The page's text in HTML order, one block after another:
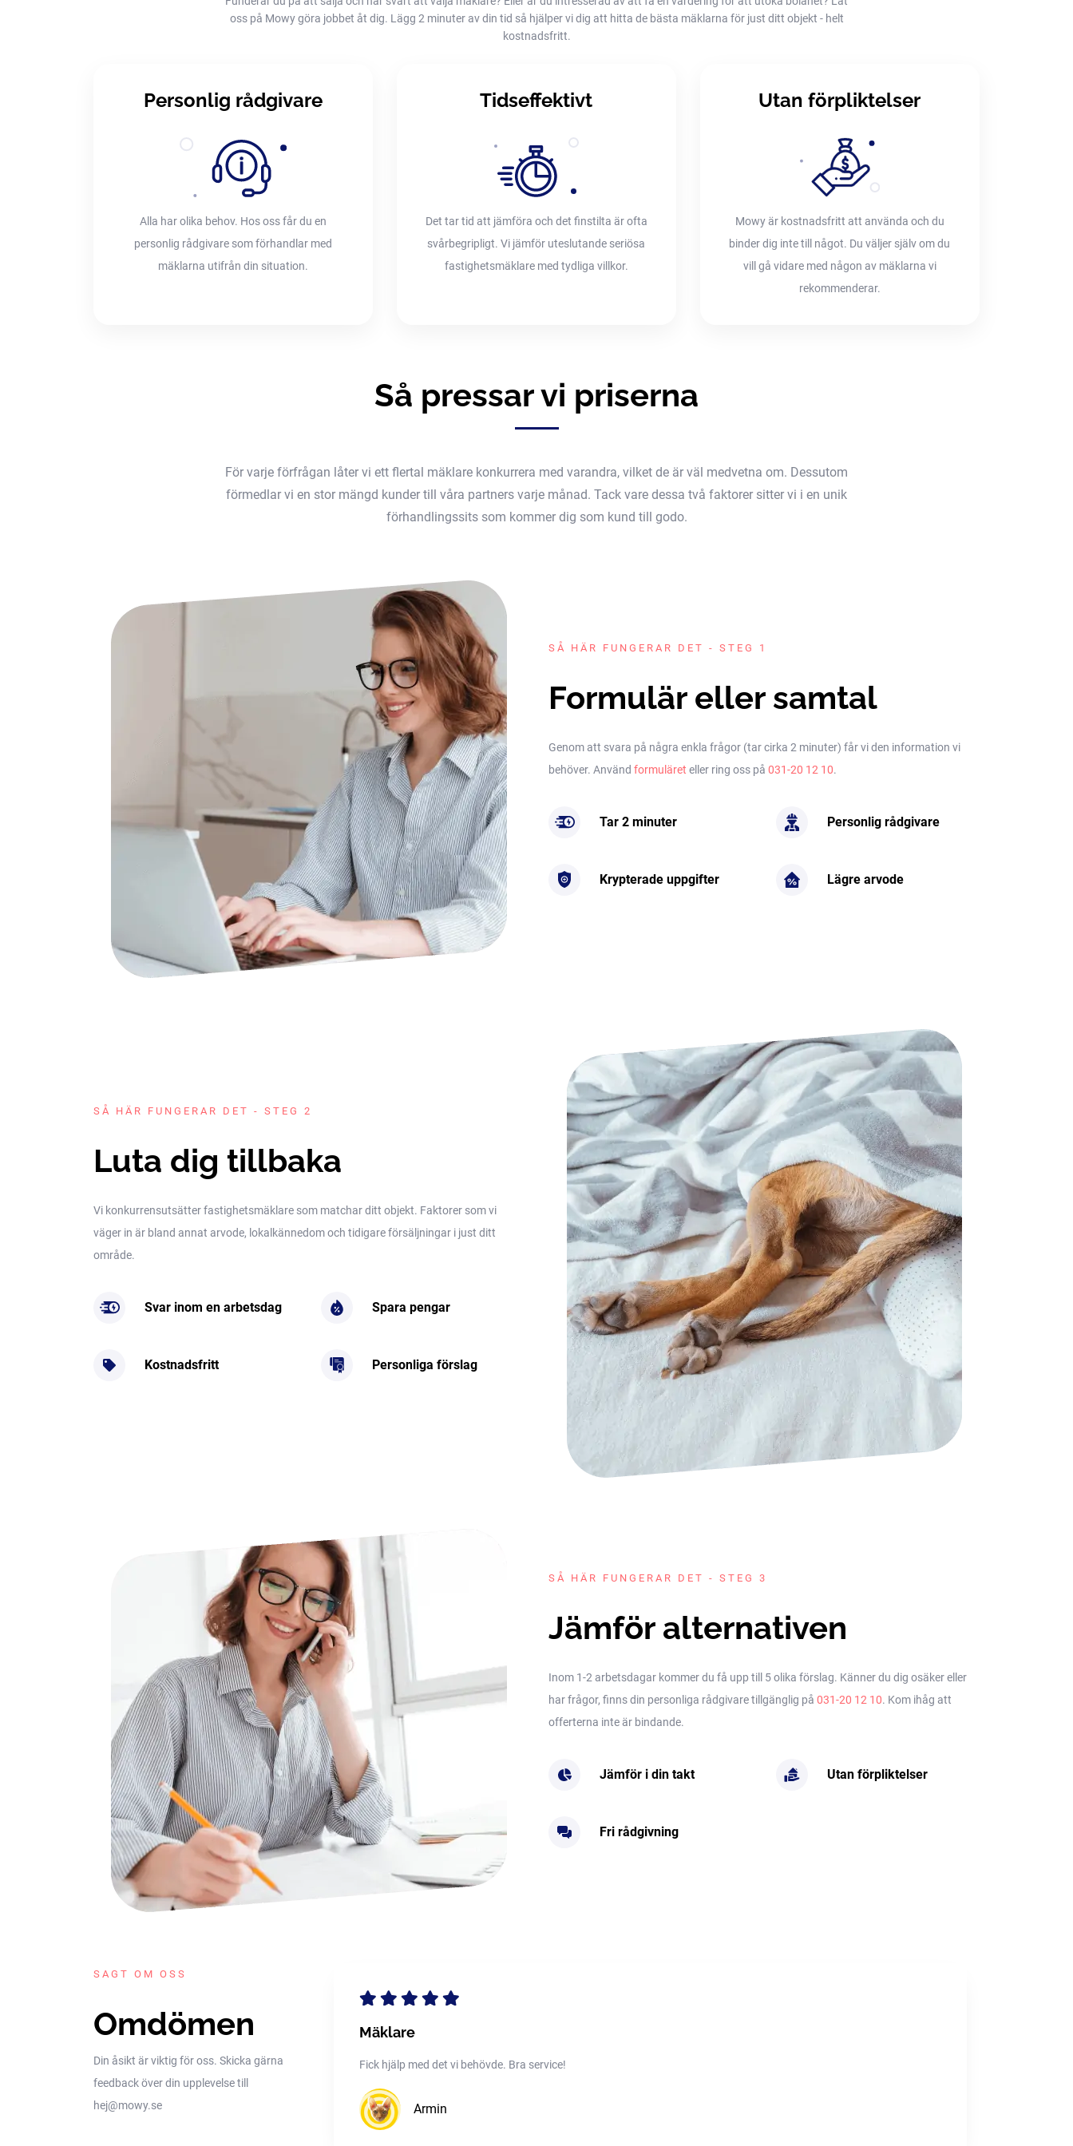
oss på Mowy göra jobbet åt dig. Lägg 2 minuter av din tid så hjälper vi dig att hitta de bästa mäklarna för just ditt objekt - helt
kostnadsfritt.
Personlig rådgivare
Alla har olika behov. Hos oss får du en
personlig rådgivare som förhandlar med
mäklarna utifrån din situation.
Tidseffektivt
Det tar tid att jämföra och det finstilta är ofta
svårbegripligt. Vi jämför uteslutande seriösa
fastighetsmäklare med tydliga villkor.
Utan förpliktelser
Mowy är kostnadsfritt att använda och du
binder dig inte till något. Du väljer själv om du
vill gå vidare med någon av mäklarna vi
rekommenderar.
Så pressar vi priserna
För varje förfrågan låter vi ett flertal mäklare konkurrera med varandra, vilket de är väl medvetna om. Dessutom
förmedlar vi en stor mängd kunder till våra partners varje månad. Tack vare dessa två faktorer sitter vi i en unik
förhandlingssits som kommer dig som kund till godo.
SÅ HÄR FUNGERAR DET - STEG 1
Formulär eller samtal
Genom att svara på några enkla frågor (tar cirka 2 minuter) får vi den information vi
behöver. Använd formuläret eller ring oss på 031-20 12 10.
Tar 2 minuter Personlig rådgivare
Krypterade uppgifter Lägre arvode
SÅ HÄR FUNGERAR DET - STEG 2
Luta dig tillbaka
Vi konkurrensutsätter fastighetsmäklare som matchar ditt objekt. Faktorer som vi
väger in är bland annat arvode, lokalkännedom och tidigare försäljningar i just ditt
område.
Svar inom en arbetsdag Spara pengar
Kostnadsfritt Personliga förslag
SÅ HÄR FUNGERAR DET - STEG 3
Jämför alternativen
Inom 1-2 arbetsdagar kommer du få upp till 5 olika förslag. Känner du dig osäker eller
har frågor, finns din personliga rådgivare tillgänglig på 031-20 12 10. Kom ihåg att
offerterna inte är bindande.
Jämför i din takt Utan förpliktelser
Fri rådgivning
SAGT OM OSS
Omdömen
Din åsikt är viktig för oss. Skicka gärna
feedback över din upplevelse till
hej@mowy.se
Mäklare
Fick hjälp med det vi behövde. Bra service!
Armin